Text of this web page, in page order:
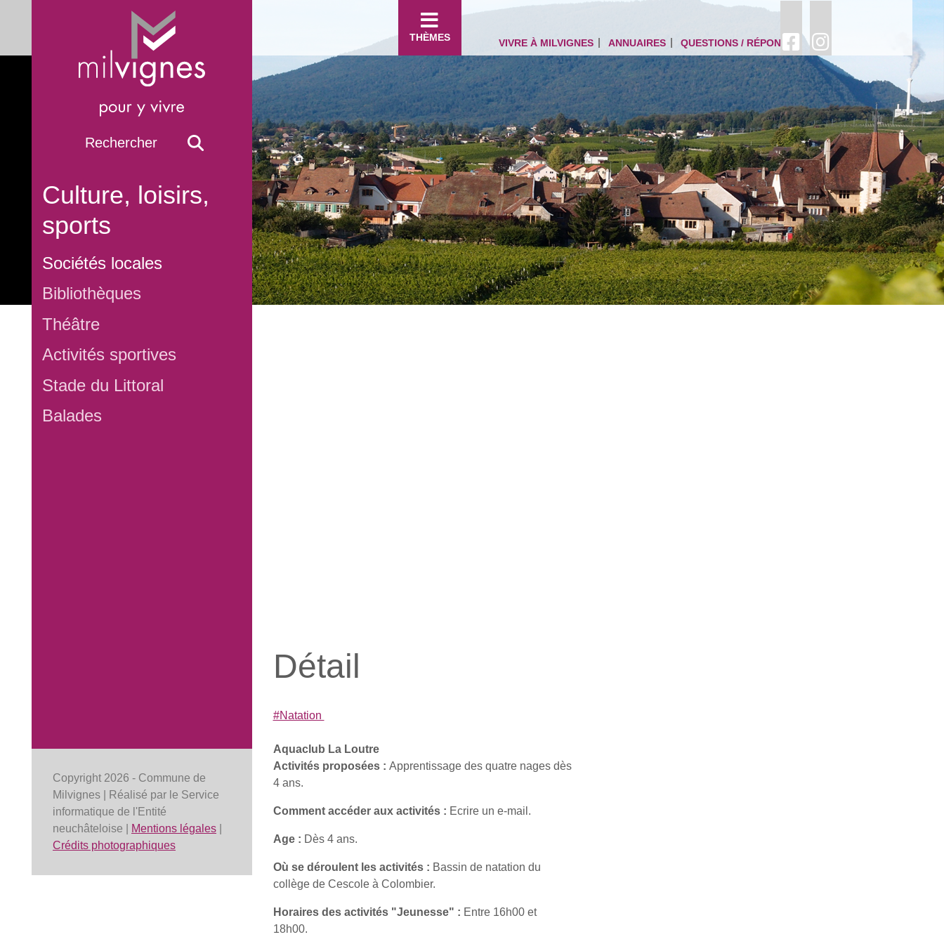
THÈMES VIVRE À MILVIGNES ANNUAIRES QUESTIONS / RÉPONSES
Culture, loisirs,
sports
Sociétés locales
Bibliothèques
Théâtre
Activités sportives
Stade du Littoral
Balades
Copyright 2026 - Commune de
Milvignes | Réalisé par le Service
informatique de l'Entité
neuchâteloise |
Mentions légales
Crédits photographiques
Détail
#Natation
Aquaclub La Loutre
Activités proposées : Apprentissage des quatre nages dès
4 ans.
Comment accéder aux activités : Ecrire un e-mail.
Age : Dès 4 ans.
Où se déroulent les activités : Bassin de natation du
collège de Cescole à Colombier.
Horaires des activités "Jeunesse" : Entre 16h00 et
18h00.